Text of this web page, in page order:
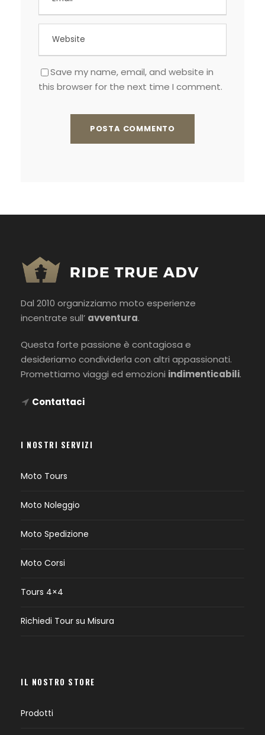
Save my name, email, and website in
this browser for the next time I comment.
Dal 2010 organizziamo moto esperienze
incentrate sull’ avventura.
Questa forte passione è contagiosa e
desideriamo condividerla con altri appassionati.
Promettiamo viaggi ed emozioni indimenticabili.
Contattaci
I NOSTRI SERVIZI
Moto Tours
Moto Noleggio
Moto Spedizione
Moto Corsi
Tours 4×4
Richiedi Tour su Misura
IL NOSTRO STORE
Prodotti